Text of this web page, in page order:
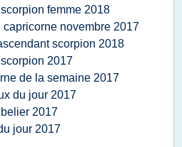
femme 2018
capricorne novembre 2017
scorpion 2018
2017
de la semaine 2017
du jour 2017
2017
jour 2017